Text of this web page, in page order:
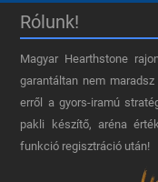
Rólunk!
Magyar Hearthstone​
garantáltan nem
erről a gyors-iramú
pakli készítő, aréna
funkció regisztráció után!